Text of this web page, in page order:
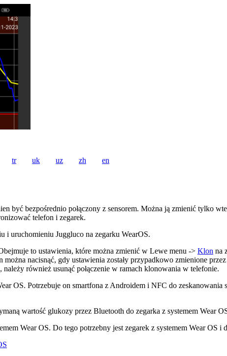
tr uk uz zh en
być bezpośrednio połączony z sensorem. Można ją zmienić tylko
telefon i zegarek.
i uruchomieniu Juggluco na zegarku WearOS.
to ustawienia, które można zmienić w Lewe menu -> Klon na
można nacisnąć, gdy ustawienia zostały przypadkowo zmienione
również usunąć połączenie w ramach klonowania w telefonie.
OS. Potrzebuje on smartfona z Androidem i NFC do zeskanowania
wartość glukozy przez Bluetooth do zegarka z systemem Wear
Wear OS. Do tego potrzebny jest zegarek z systemem Wear OS i